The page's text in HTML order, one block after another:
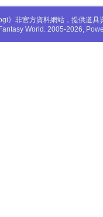
》非官方資料網站，提供道
World. 2005-2026,